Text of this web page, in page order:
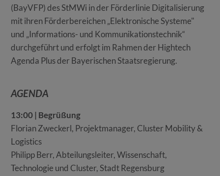
(BayVFP) des StMWi in der Förderlinie Digitalisierung
mit ihren Förderbereichen „Elektronische Systeme"
und „Informations- und Kommunikationstechnik“
durchgeführt und erfolgt im Rahmen der Hightech
Agenda Plus der Bayerischen Staatsregierung.
AGENDA
13:00 | Begrüßung
Florian Zweckerl, Projektmanager, Cluster Mobility &
Logistics
Philipp Berr, Abteilungsleiter, Wissenschaft,
Technologie und Cluster, Stadt Regensburg